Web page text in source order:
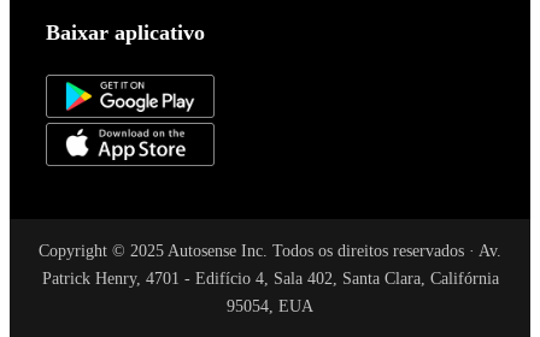
Baixar aplicativo
Copyright © 2025 Autosense Inc. Todos os direitos reservados · Av.
Patrick Henry, 4701 - Edifício 4, Sala 402, Santa Clara, Califórnia
95054, EUA